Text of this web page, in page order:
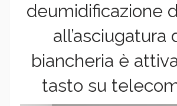
deumidificazione
all’asciugatura
biancheria è
tasto su